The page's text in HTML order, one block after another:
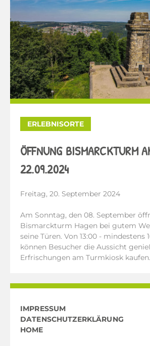
ERLEBNISORTE
ÖFFNUNG BISMARCKTURM
22.09.2024
Freitag, 20. September 2024
Am Sonntag, den 08. September
Bismarckturm Hagen bei gutem
seine Türen. Von 13:00 - mindestens
können Besucher die Aussicht
Erfrischungen am Turmkiosk kaufen.
IMPRESSUM
DATENSCHUTZERKLÄRUNG
HOME